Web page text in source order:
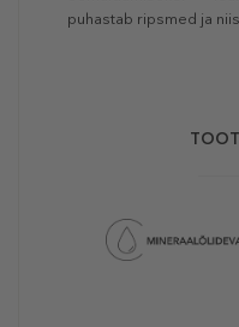
puhastab ripsmed ja